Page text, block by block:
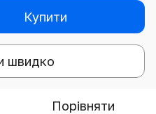
Купити
швидко
Порівняти